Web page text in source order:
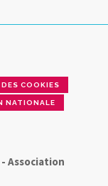
COOKIES
NATIONALE
Association